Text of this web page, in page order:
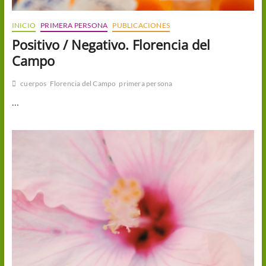
INICIO PRIMERA PERSONA PUBLICACIONES
Positivo / Negativo. Florencia del
Campo
cuerpos Florencia del Campo primera persona